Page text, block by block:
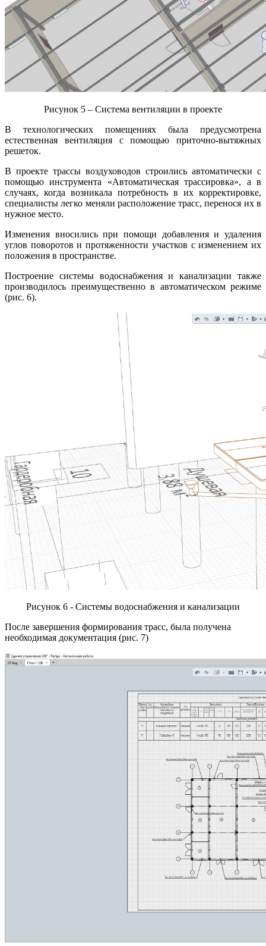
Рисунок 5 – Система вентиляции в проекте
В технологических помещениях была предусмотрена
естественная вентиляция с помощью приточно-вытяжных
решеток.
В проекте трассы воздуховодов строились автоматически с
помощью инструмента «Автоматическая трассировка», а в
случаях, когда возникала потребность в их корректировке,
специалисты легко меняли расположение трасс, перенося их в
нужное место.
Изменения вносились при помощи добавления и удаления
углов поворотов и протяженности участков с изменением их
положения в пространстве.
Построение системы водоснабжения и канализации также
производилось преимущественно в автоматическом режиме
(рис. 6).
Рисунок 6 - Системы водоснабжения и канализации
После завершения формирования трасс, была получена
необходимая документация (рис. 7)